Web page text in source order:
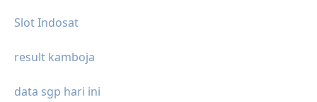
Slot Indosat
result kamboja
data sgp hari ini